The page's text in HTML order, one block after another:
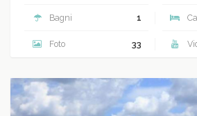
Bagni 1
Foto 33